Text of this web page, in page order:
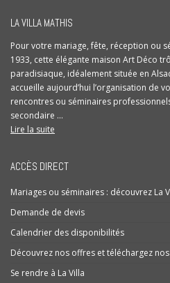
LA VILLA MATHIS
Pour votre mariage, fête, réception ou
1933, cette élégante maison Art Déco
paradisiaque, idéalement située en
accueille aujourd’hui l’organisation de
rencontres ou séminaires
secondaire ...
Lire la suite
ACCÈS DIRECT
Mariages ou séminaires : découvrez La
Demande de devis
Calendrier des disponibilités
Découvrez nos offres et téléchargez
Se rendre à La Villa